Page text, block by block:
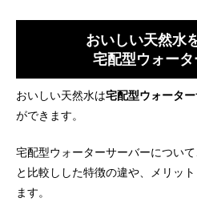
おいしい天然水
宅配型ウォー
おいしい天然水は宅配型ウォータ
ができます。
宅配型ウォーターサーバーについ
と比較しした特徴の違や、メリッ
ます。